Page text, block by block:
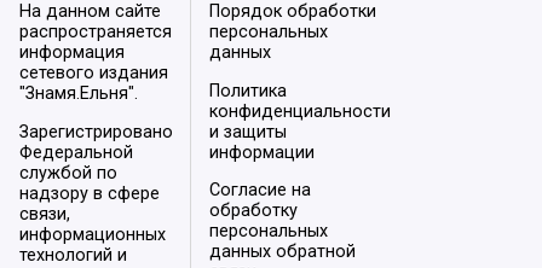
На данном сайте
распространяется
информация
сетевого издания
"Знамя.Ельня".
Зарегистрировано
Федеральной
службой по
надзору в сфере
связи,
информационных
технологий и
Порядок обработки
персональных
данных
Политика
конфиденциальности
и защиты
информации
Согласие на
обработку
персональных
данных обратной